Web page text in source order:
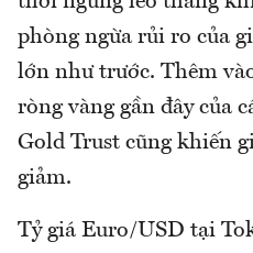
phòng ngừa rủi ro của
lớn như trước. Thêm
ròng vàng gần đây của
Gold Trust cũng khiến
giảm.
Tỷ giá Euro/USD tại